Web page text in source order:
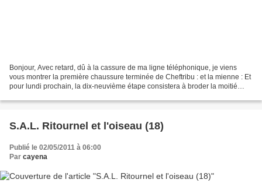
Bonjour, Avec retard, dû à la cassure de ma ligne téléphonique, je viens
vous montrer la première chaussure terminée de Cheftribu : et la mienne : Et
pour lundi prochain, la dix-neuvième étape consistera à broder la moitié
S.A.L. Ritournel et l'oiseau (18)
Publié le 02/05/2011 à 06:00
Par cayena